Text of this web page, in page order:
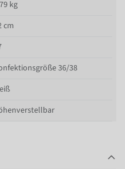
kg
cm
36/38